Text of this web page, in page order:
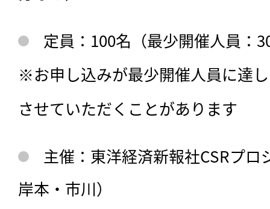
定員：100名（最少開催人員：
※お申し込みが最少開催人員に達
させていただくことがあります
主催：東洋経済新報社CSRプ
岸本・市川）